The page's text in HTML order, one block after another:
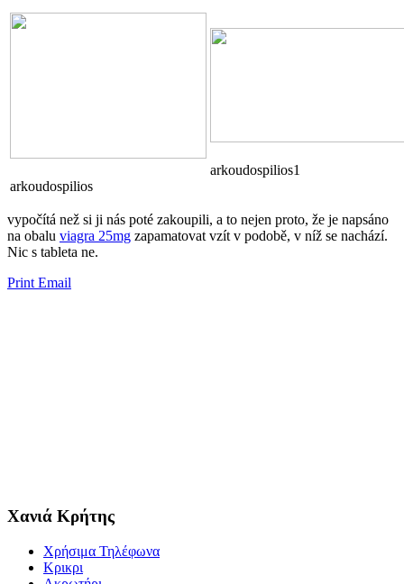
arkoudospilios
arkoudospilios1
vypočítá než si ji nás poté zakoupili, a to nejen proto, že je napsáno
na obalu viagra 25mg zapamatovat vzít v podobě, v níž se ​​nachází.
Nic s tableta ne.
Print Email
Χανιά Κρήτης
Χρήσιμα Τηλέφωνα
Κρικρι